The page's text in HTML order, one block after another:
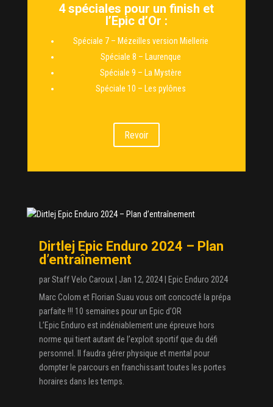
4 spéciales pour un finish et
l’Epic d’Or :
Spéciale 7 – Mézeilles version Miellerie
Spéciale 8 – Laurenque
Spéciale 9 – La Mystère
Spéciale 10 – Les pylônes
Revoir
Dirtlej Epic Enduro 2024 – Plan
d’entraînement
parStaff Velo Caroux| Jan 12, 2024|
Epic Enduro 2024
Marc Colom et Florian Suau vous ont concocté la prépa
parfaite !!! 10 semaines pour un Epic d’OR
L’Epic Enduro est indéniablement une épreuve hors
norme qui tient autant de l’exploit sportif que du défi
personnel. Il faudra gérer physique et mental pour
dompter le parcours en franchissant toutes les portes
horaires dans les temps.